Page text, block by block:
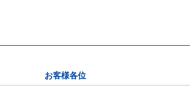
お客様各位